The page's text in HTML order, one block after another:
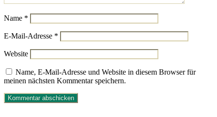
Name *
E-Mail-Adresse *
Website
Name, E-Mail-Adresse und Website in diesem Browser für
meinen nächsten Kommentar speichern.